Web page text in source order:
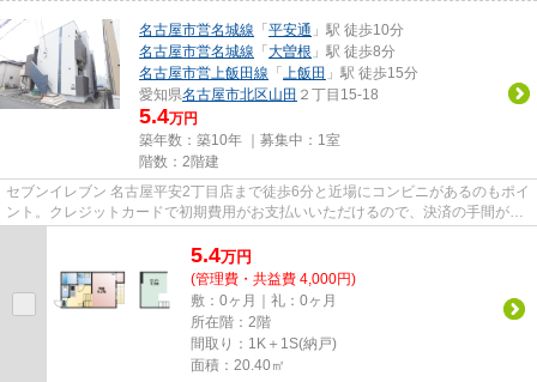
名古屋市営名城線 「 平安通 」駅 徒歩10分
名古屋市営名城線 「 大曽根 」駅 徒歩8分
名古屋市営上飯田線 「 上飯田 」駅 徒歩15分
愛知県名古屋市北区山田 ２丁目15-18
5.4万円
築年数：築10年 ｜募集中： 1室
階数：2階建
セブンイレブン 名古屋平安2丁目店まで徒歩6分と近場にコンビニがあるのもポイ
ント。クレジットカードで初期費用がお支払いいただけるので、決済の手間が軽
5.4万円
(管理費・共益費 4,000円)
敷：0ヶ月｜礼：0ヶ月
所在階：2階
間取り：1K＋1S(納戸)
面積：20.40㎡